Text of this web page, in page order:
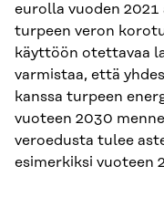
eurolla vuoden
turpeen veron
käyttöön otettavaa
varmistaa, että
kanssa turpeen
vuoteen 2030
veroedusta tulee
esimerkiksi vuoteen